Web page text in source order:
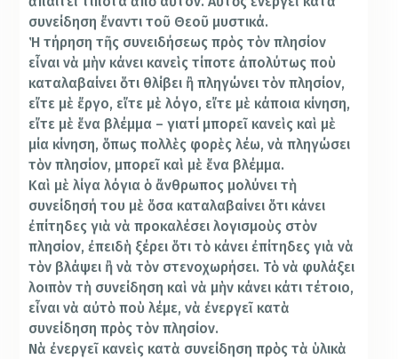
συνείδηση ἔναντι τοῦ Θεοῦ μυστικά.
Ἡ τήρηση τῆς συνειδήσεως πρὸς τὸν πλησίον
εἶναι νὰ μὴν κάνει κανεὶς τίποτε ἀπολύτως ποὺ
καταλαβαίνει ὅτι θλίβει ἢ πληγώνει τὸν πλησίον,
εἴτε μὲ ἔργο, εἴτε μὲ λόγο, εἴτε μὲ κάποια κίνηση,
εἴτε μὲ ἕνα βλέμμα – γιατί μπορεῖ κανεὶς καὶ μὲ
μία κίνηση, ὅπως πολλὲς φορὲς λέω, νὰ πληγώσει
τὸν πλησίον, μπορεῖ καὶ μὲ ἕνα βλέμμα.
Καὶ μὲ λίγα λόγια ὁ ἄνθρωπος μολύνει τὴ
συνείδησή του μὲ ὅσα καταλαβαίνει ὅτι κάνει
ἐπίτηδες γιὰ νὰ προκαλέσει λογισμοὺς στὸν
πλησίον, ἐπειδὴ ξέρει ὅτι τὸ κάνει ἐπίτηδες γιὰ νὰ
τὸν βλάψει ἢ νὰ τὸν στενοχωρήσει. Τὸ νὰ φυλάξει
λοιπὸν τὴ συνείδηση καὶ νὰ μὴν κάνει κάτι τέτοιο,
εἶναι νὰ αὐτὸ ποὺ λέμε, νὰ ἐνεργεῖ κατὰ
συνείδηση πρὸς τὸν πλησίον.
Νὰ ἐνεργεῖ κανεὶς κατὰ συνείδηση πρὸς τὰ ὑλικὰ